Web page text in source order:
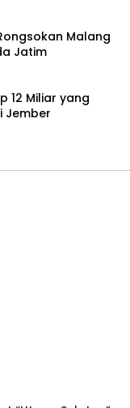
Malang
Jatim
12 Miliar yang
Jember